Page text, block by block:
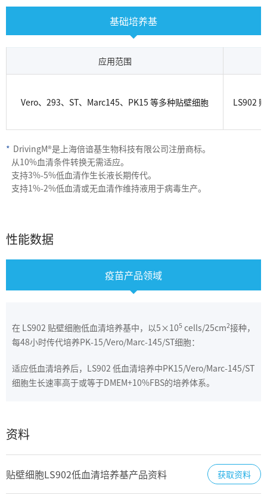
基础培养基
应用范围
Vero、293、ST、Marc145、PK15 等多种贴壁细胞 LS902
* DrivingM®是上海倍谙基生物科技有限公司注册商标。
从10%血清条件转换无需适应。
支持3%-5%低血清作生长液长期传代。
支持1%-2%低血清或无血清作维持液用于病毒生产。
性能数据
疫苗产品领域
在 LS902 贴壁细胞低血清培养基中，以5×105 cells/25cm2接种，
每48小时传代培养PK-15/Vero/Marc-145/ST细胞：
适应低血清培养后，LS902 低血清培养中PK15/Vero/Marc-145/ST
细胞生长速率高于或等于DMEM+10%FBS的培养体系。
资料
贴壁细胞LS902低血清培养基产品资料 获取资料